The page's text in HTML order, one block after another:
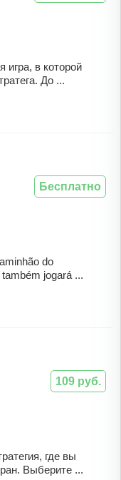
игра, в которой
До ...
do
jogará ...
Бесплатно
где вы
Выберите ...
109 руб.